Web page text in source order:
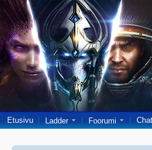
Etusivu Ladder Foorumi Chat